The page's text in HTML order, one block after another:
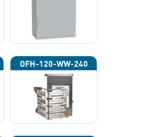
OFH-120-WW-240